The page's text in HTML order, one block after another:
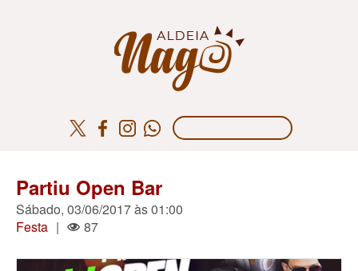
Partiu Open Bar
Sábado, 03/06/2017 às 01:00
Festa | 87